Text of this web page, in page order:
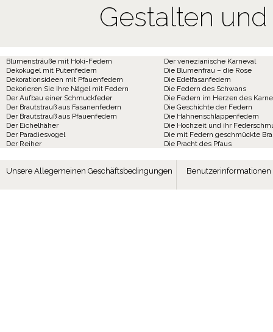
Gestalten
Blumensträuße mit Hoki-Federn
Dekokugel mit Putenfedern
Dekorationsideen mit Pfauenfedern
Dekorieren Sie Ihre Nägel mit Federn
Der Aufbau einer Schmuckfeder
Der Brautstrauß aus Fasanenfedern
Der Brautstrauß aus Pfauenfedern
Der Eichelhäher
Der Paradiesvogel
Der Reiher
Der venezianische Karneval
Die Blumenfrau – die Rose
Die Edelfasanfedern
Die Federn des Schwans
Die Federn im Herzen des
Die Geschichte der Federn
Die Hahnenschlappenfedern
Die Hochzeit und ihr
Die mit Federn geschmückte
Die Pracht des Pfaus
Unsere Allegemeinen Geschäftsbedingungen Benutzerinformationen